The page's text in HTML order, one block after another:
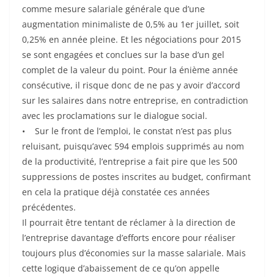
comme mesure salariale générale que d’une
augmentation minimaliste de 0,5% au 1er juillet, soit
0,25% en année pleine. Et les négociations pour 2015
se sont engagées et conclues sur la base d’un gel
complet de la valeur du point. Pour la énième année
consécutive, il risque donc de ne pas y avoir d’accord
sur les salaires dans notre entreprise, en contradiction
avec les proclamations sur le dialogue social.
• Sur le front de l’emploi, le constat n’est pas plus
reluisant, puisqu’avec 594 emplois supprimés au nom
de la productivité, l’entreprise a fait pire que les 500
suppressions de postes inscrites au budget, confirmant
en cela la pratique déjà constatée ces années
précédentes.
Il pourrait être tentant de réclamer à la direction de
l’entreprise davantage d’efforts encore pour réaliser
toujours plus d’économies sur la masse salariale. Mais
cette logique d’abaissement de ce qu’on appelle